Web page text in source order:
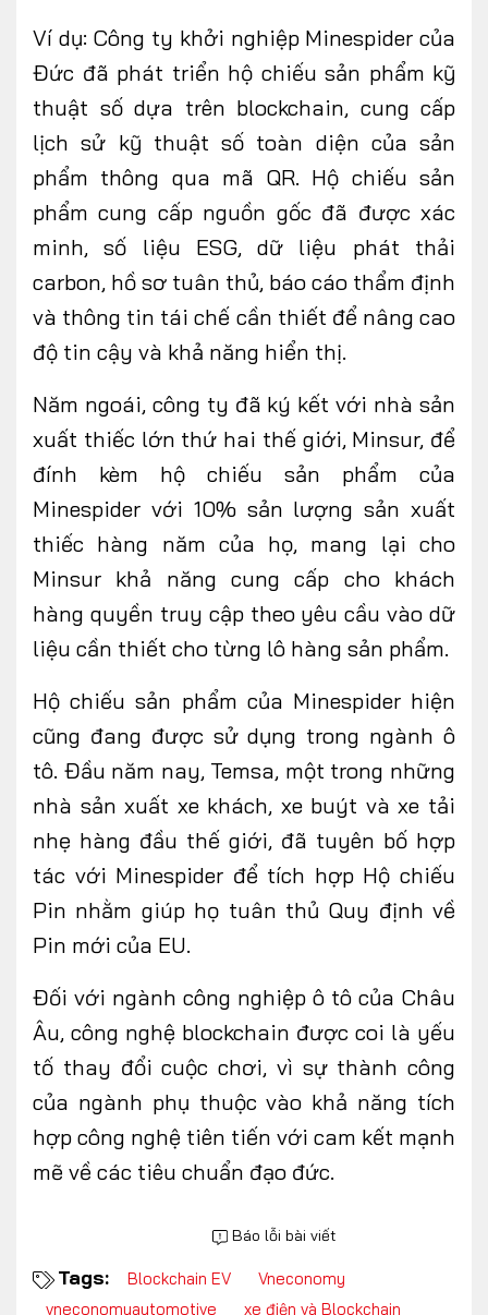
Ví dụ: Công ty khởi nghiệp Minespider của
Đức đã phát triển hộ chiếu sản phẩm kỹ
thuật số dựa trên blockchain, cung cấp
lịch sử kỹ thuật số toàn diện của sản
phẩm thông qua mã QR. Hộ chiếu sản
phẩm cung cấp nguồn gốc đã được xác
minh, số liệu ESG, dữ liệu phát thải
carbon, hồ sơ tuân thủ, báo cáo thẩm định
và thông tin tái chế cần thiết để nâng cao
độ tin cậy và khả năng hiển thị.
Năm ngoái, công ty đã ký kết với nhà sản
xuất thiếc lớn thứ hai thế giới, Minsur, để
đính kèm hộ chiếu sản phẩm của
Minespider với 10% sản lượng sản xuất
thiếc hàng năm của họ, mang lại cho
Minsur khả năng cung cấp cho khách
hàng quyền truy cập theo yêu cầu vào dữ
liệu cần thiết cho từng lô hàng sản phẩm.
Hộ chiếu sản phẩm của Minespider hiện
cũng đang được sử dụng trong ngành ô
tô. Đầu năm nay, Temsa, một trong những
nhà sản xuất xe khách, xe buýt và xe tải
nhẹ hàng đầu thế giới, đã tuyên bố hợp
tác với Minespider để tích hợp Hộ chiếu
Pin nhằm giúp họ tuân thủ Quy định về
Pin mới của EU.
Đối với ngành công nghiệp ô tô của Châu
Âu, công nghệ blockchain được coi là yếu
tố thay đổi cuộc chơi, vì sự thành công
của ngành phụ thuộc vào khả năng tích
hợp công nghệ tiên tiến với cam kết mạnh
mẽ về các tiêu chuẩn đạo đức.
Báo lỗi bài viết
Tags: Blockchain EV
Vneconomy
vneconomyautomotive
xe điện và Blockchain